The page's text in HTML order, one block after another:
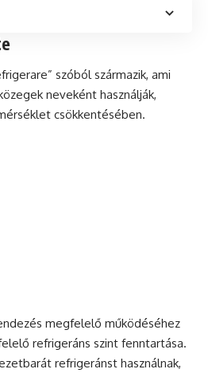
szóból származik, ami
neveként használják,
csökkentésében.
megfelelő működéséhez
refrigeráns szint fenntartása.
refrigeránst használnak,